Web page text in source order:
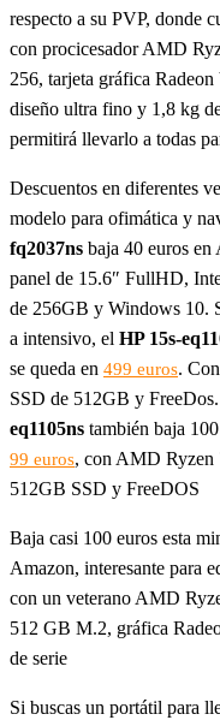
respecto a su PVP, donde
con procicesador AMD
256, tarjeta gráfica
diseño ultra fino y 1,8 kg
permitirá llevarlo a todas
Descuentos en diferentes
modelo para ofimática y
fq2037ns baja 40 euros en
panel de 15.6″ FullHD,
de 256GB y Windows 10.
a intensivo, el HP 15s-
se queda en 499 euros.
SSD de 512GB y
eq1105ns también baja
99 euros, con AMD
512GB SSD y FreeDOS
Baja casi 100 euros esta
Amazon, interesante para
con un veterano AMD
512 GB M.2, gráfica
de serie
Si buscas un portátil para